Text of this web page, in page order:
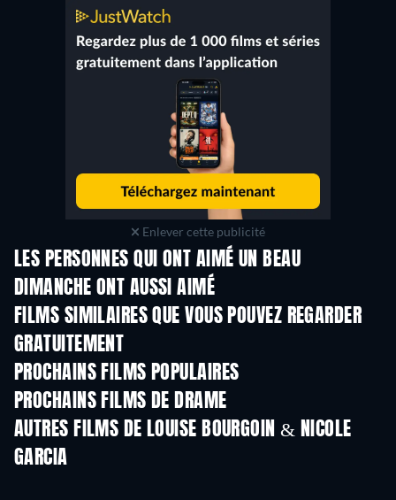
Enlever cette publicité
LES PERSONNES QUI ONT AIMÉ UN BEAU
DIMANCHE ONT AUSSI AIMÉ
FILMS SIMILAIRES QUE VOUS POUVEZ REGARDER
GRATUITEMENT
PROCHAINS FILMS POPULAIRES
PROCHAINS FILMS DE DRAME
AUTRES FILMS DE LOUISE BOURGOIN & NICOLE
GARCIA